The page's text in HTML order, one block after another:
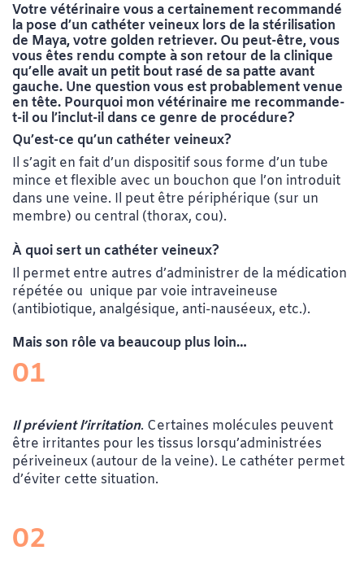
Votre vétérinaire vous a certainement recommandé
la pose d’un cathéter veineux lors de la stérilisation
de Maya, votre golden retriever. Ou peut-être, vous
vous êtes rendu compte à son retour de la clinique
qu’elle avait un petit bout rasé de sa patte avant
gauche. Une question vous est probablement venue
en tête. Pourquoi mon vétérinaire me recommande-
t-il ou l’inclut-il dans ce genre de procédure?
Qu’est-ce qu’un cathéter veineux?
Il s’agit en fait d’un dispositif sous forme d’un tube
mince et flexible avec un bouchon que l’on introduit
dans une veine. Il peut être périphérique (sur un
membre) ou central (thorax, cou).
À quoi sert un cathéter veineux?
Il permet entre autres d’administrer de la médication
répétée ou unique par voie intraveineuse
(antibiotique, analgésique, anti-nauséeux, etc.).
Mais son rôle va beaucoup plus loin…
01
Il prévient l’irritation. Certaines molécules peuvent
être irritantes pour les tissus lorsqu’administrées
périveineux (autour de la veine). Le cathéter permet
d’éviter cette situation.
02